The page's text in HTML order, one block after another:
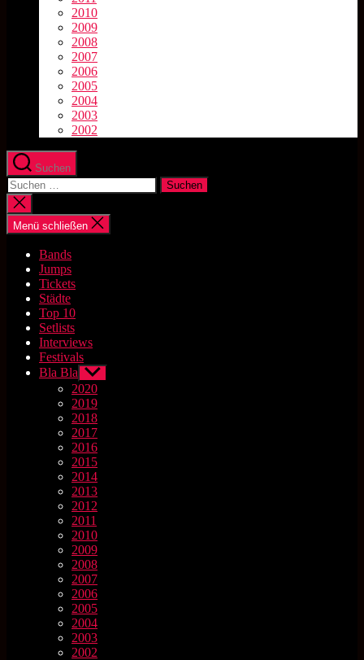
2010
2009
2008
2007
2006
2005
2004
2003
2002
Suchen
Suchen
nach:
Suche
schließen
Menü schließen
Bands
Jumps
Tickets
Städte
Top 10
Setlists
Interviews
Festivals
Bla Bla Untermenü
anzeigen
2020
2019
2018
2017
2016
2015
2014
2013
2012
2011
2010
2009
2008
2007
2006
2005
2004
2003
2002